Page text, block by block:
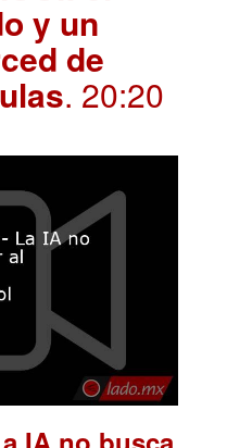
y un
de
. 20:20